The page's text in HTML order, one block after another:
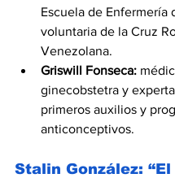
Escuela de Enfermería
voluntaria de la Cruz
Venezolana.
Griswill Fonseca:
ginecobstetra y
primeros auxilios y
anticonceptivos.
Stalin González: